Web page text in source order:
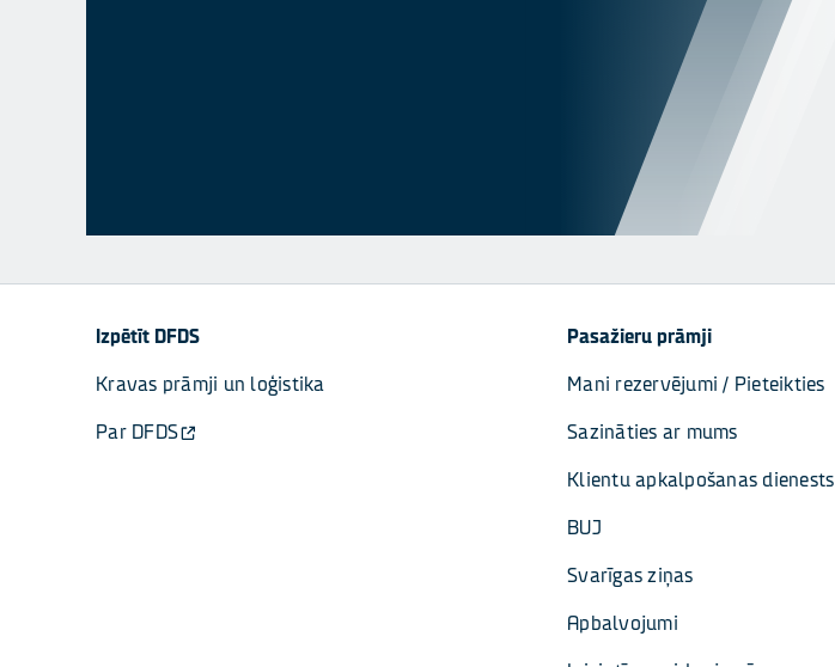
Izpētīt DFDS
Kravas prāmji un loģistika
Par DFDS
Pasažieru prāmji
Mani rezervējumi / Pieteikties
Sazināties ar mums
Klientu apkalpošanas dienests
BUJ
Svarīgas ziņas
Apbalvojumi